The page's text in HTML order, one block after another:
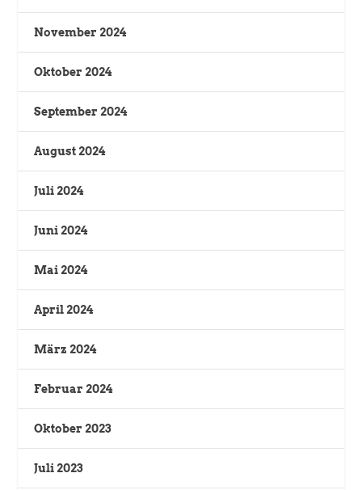
November 2024
Oktober 2024
September 2024
August 2024
Juli 2024
Juni 2024
Mai 2024
April 2024
März 2024
Februar 2024
Oktober 2023
Juli 2023